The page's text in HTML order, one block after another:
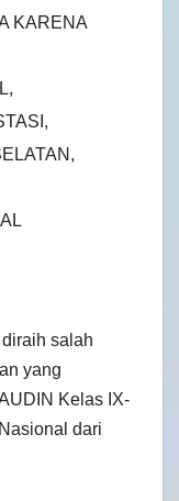
KARENA
,
,
,
salah
yang
Kelas IX-
dari